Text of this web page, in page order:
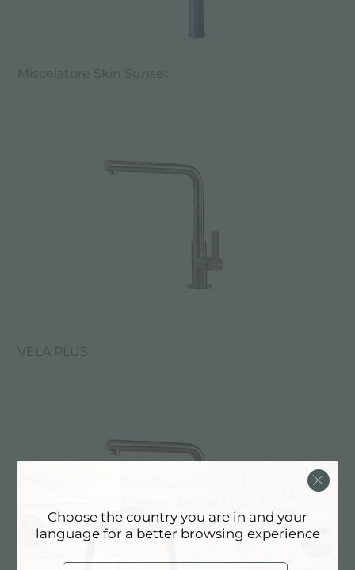
Miscelatore Skin Sunset
VELA PLUS
Choose the country you are in and your
language for a better browsing experience